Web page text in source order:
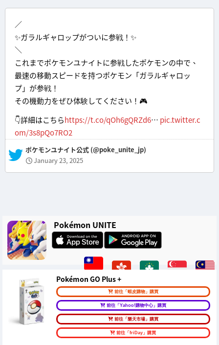
／
✨ガラルギャロップがついに参戦！✨
＼
これまでポケモンユナイトに参戦したポケモンの中で、
最速の移動スピードを持つポケモン「ガラルギャロッ
プ」が参戦！
その機動力をぜひ体験してください！🎮
👇詳細はこちらhttps://t.co/qOh6gQRZd6… pic.twitter.c
om/3s8pQo7RO2
— ポケモンユナイト公式 (@poke_unite_jp)
January 23, 2025
Pokémon UNITE
Pokémon GO Plus +
前往「蝦皮購物」購買
前往「Yahoo!購物中心」購買
前往「樂天市場」購買
前往「friDay」購買